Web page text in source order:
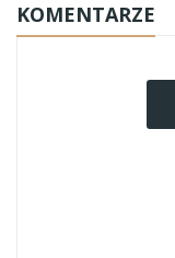
KOMENTARZE